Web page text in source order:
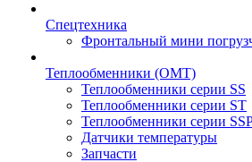
Спецтехника
Фронтальный мини
Теплообменники (OMT)
Теплообменники серии SS
Теплообменники серии ST
Теплообменники серии
Датчики температуры
Запчасти